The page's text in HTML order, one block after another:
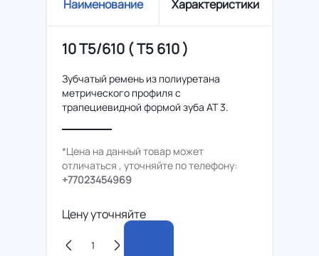
Наименование Характеристики
10 T5/610 ( Т5 610 )
Зубчатый ремень из полиуретана
метрического профиля с
трапециевидной формой зуба AT 3.
*Цена на данный товар может
отличаться , уточняйте по телефону:
+77023454969
Цену уточняйте